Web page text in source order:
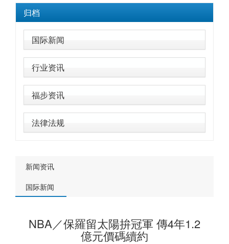
归档
国际新闻
行业资讯
福步资讯
法律法规
新闻资讯
国际新闻
NBA／保羅留太陽拚冠軍 傳4年1.2
億元價碼續約